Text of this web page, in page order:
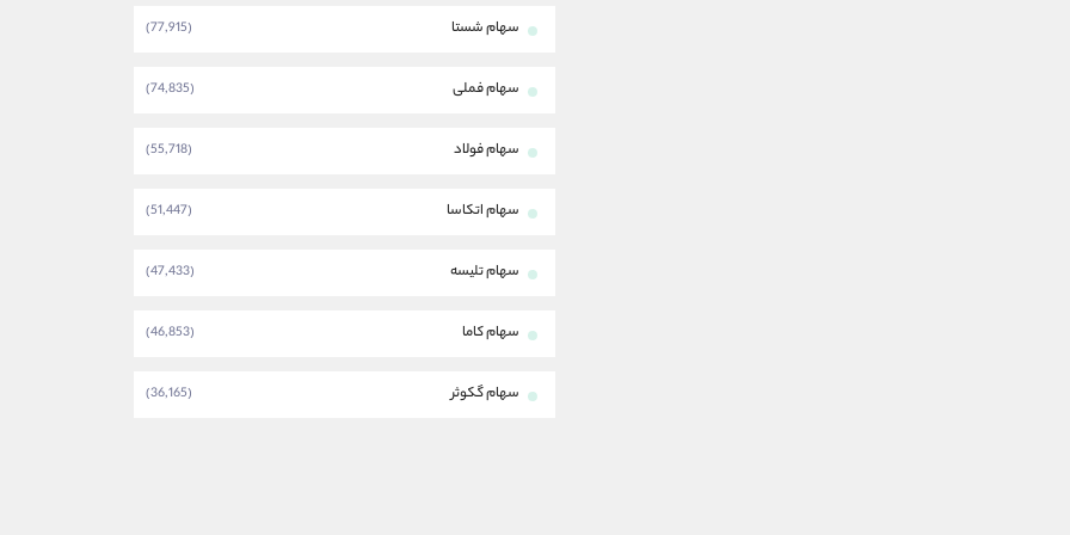
سهام شستا (77,915)
سهام فملی (74,835)
سهام فولاد (55,718)
سهام اتکاسا (51,447)
سهام تلیسه (47,433)
سهام کاما (46,853)
سهام گکوثر (36,165)